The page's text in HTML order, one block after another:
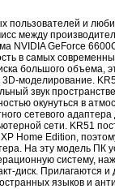
пользователей и
между
NVIDIA GeForce
в самых
большого объема,
3D-моделирование.
звук
окунуться в
сетевого адаптера
сети. KR51
Home Edition,
На эту модель ПК
систему,
диск. Прилагаются
языков и